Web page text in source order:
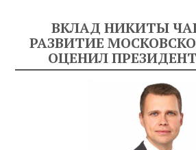
ВКЛАД НИКИТЫ
РАЗВИТИЕ
ОЦЕНИЛ